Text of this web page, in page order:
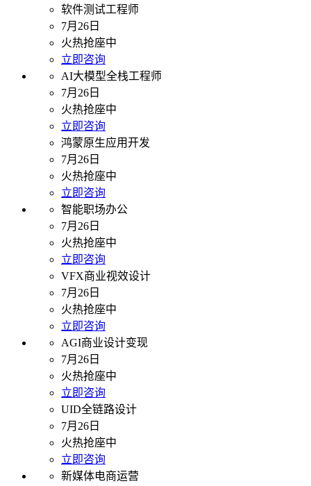
软件测试工程师
7月26日
火热抢座中
立即咨询
AI大模型全栈工程师
7月26日
火热抢座中
立即咨询
鸿蒙原生应用开发
7月26日
火热抢座中
立即咨询
智能职场办公
7月26日
火热抢座中
立即咨询
VFX商业视效设计
7月26日
火热抢座中
立即咨询
AGI商业设计变现
7月26日
火热抢座中
立即咨询
UID全链路设计
7月26日
火热抢座中
立即咨询
新媒体电商运营